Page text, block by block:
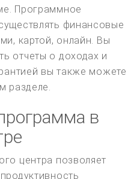
Программное
финансовые
картой, онлайн. Вы
отчеты о доходах и
вы также можете
разделе.
в
центра позволяет